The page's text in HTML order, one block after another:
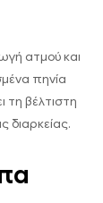
ατμού και
πηνία
τη βέλτιστη
διαρκείας.